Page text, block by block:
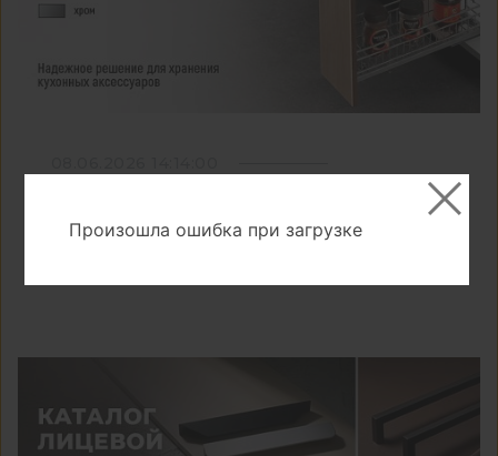
Выкатные корзины EVA LIGHT SIDE
Произошла ошибка при загрузке